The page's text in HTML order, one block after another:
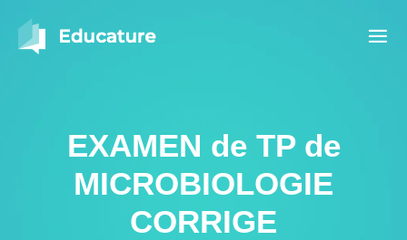
EXAMEN de TP de
MICROBIOLOGIE
CORRIGE